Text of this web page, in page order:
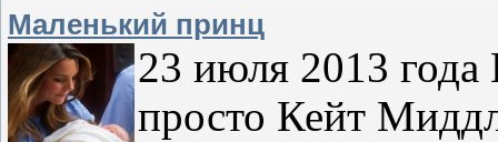
Маленький принц
23 июля 2013
просто Кейт